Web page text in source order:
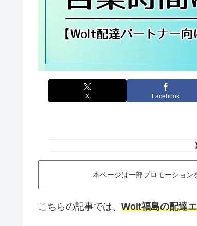
X Facebook
本ページは一部プロモーション
こちらの記事では、 Wolt福島の配達